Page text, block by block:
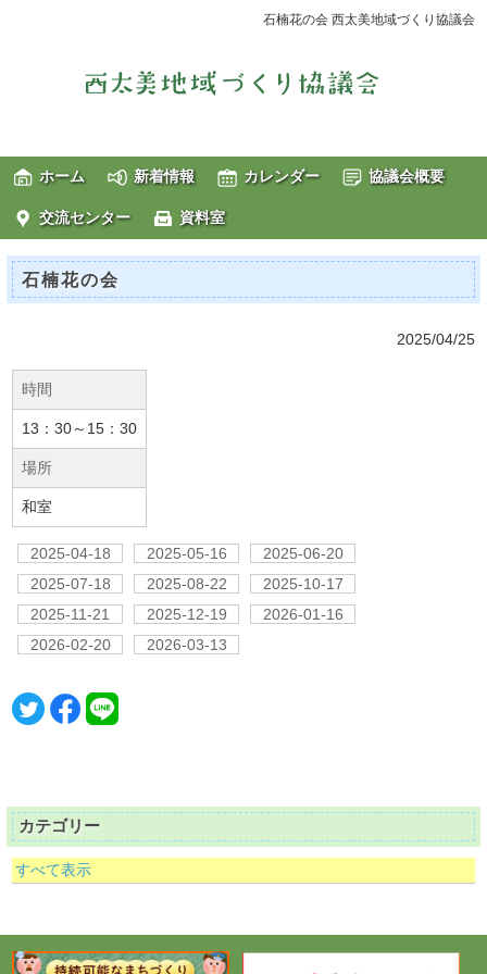
石楠花の会 西太美地域づくり協議会
ホーム 新着情報 カレンダー 協議会概要
交流センター 資料室
石楠花の会
2025/04/25
時間
13：30～15：30
場所
和室
2025-04-18 2025-05-16
2025-06-20
2025-07-18
2025-08-22
2025-10-17
2025-11-21
2025-12-19
2026-01-16
2026-02-20
2026-03-13
カテゴリー
すべて表示